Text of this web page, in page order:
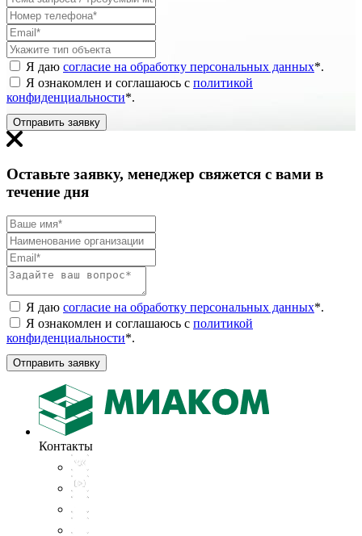
Я даю согласие на обработку персональных данных*.
Я ознакомлен и соглашаюсь с политикой
конфиденциальности*.
Отправить заявку
Оставьте заявку, менеджер свяжется с вами в
течение дня
Я даю согласие на обработку персональных данных*.
Я ознакомлен и соглашаюсь с политикой
конфиденциальности*.
Отправить заявку
Контакты